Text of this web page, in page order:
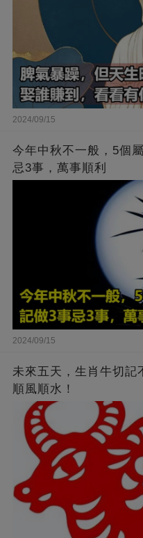
2024/09/15
今年中秋不一般，5個
忌3事，萬事順利
2024/09/15
未來五天，生肖牛切記
順風順水！